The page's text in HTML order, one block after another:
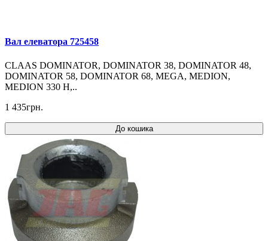
Вал елеватора 725458
CLAAS DOMINATOR, DOMINATOR 38, DOMINATOR 48,
DOMINATOR 58, DOMINATOR 68, MEGA, MEDION,
MEDION 330 H,..
1 435грн.
До кошика